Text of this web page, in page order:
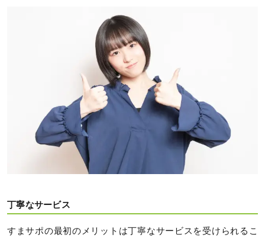
丁寧なサービス
すまサポの最初のメリットは丁寧なサービスを受けられるこ